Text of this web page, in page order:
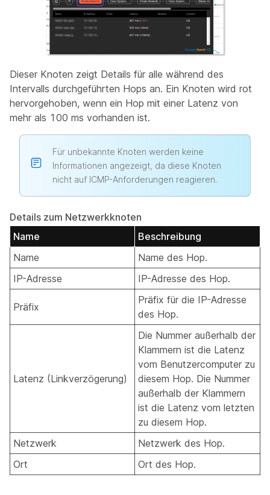
Dieser Knoten zeigt Details für alle während des
Intervalls durchgeführten Hops an. Ein Knoten wird rot
hervorgehoben, wenn ein Hop mit einer Latenz von
mehr als 100 ms vorhanden ist.
Für unbekannte Knoten werden keine
Informationen angezeigt, da diese Knoten
nicht auf ICMP-Anforderungen reagieren.
Details zum Netzwerkknoten
Name
Beschreibung
Name
Name des Hop.
IP-Adresse
IP-Adresse des Hop.
Präfix
Präfix für die IP-Adresse
des Hop.
Latenz (Linkverzögerung)
Die Nummer außerhalb der
Klammern ist die Latenz
vom Benutzercomputer zu
diesem Hop. Die Nummer
außerhalb der Klammern
ist die Latenz vom letzten
zu diesem Hop.
Netzwerk
Netzwerk des Hop.
Ort
Ort des Hop.